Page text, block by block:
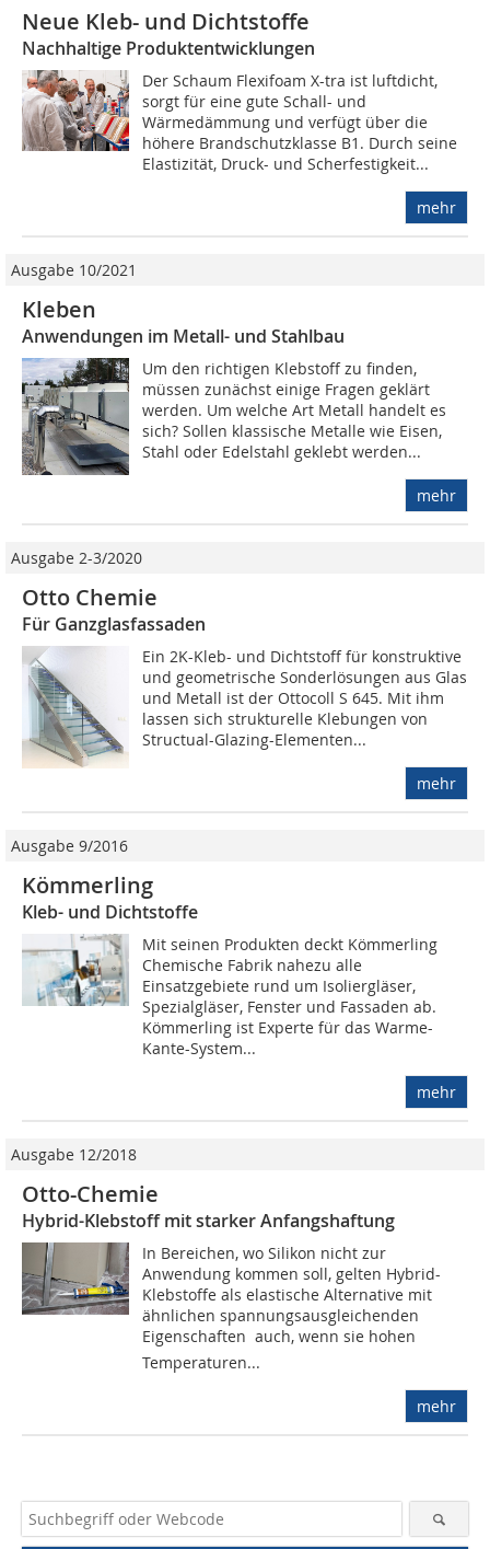
Neue Kleb- und Dichtstoffe
Nachhaltige Produktentwicklungen
Der Schaum Flexifoam X-tra ist luftdicht,
sorgt für eine gute Schall- und
Wärmedämmung und verfügt über die
höhere Brandschutzklasse B1. Durch seine
Elastizität, Druck- und Scherfestigkeit...
mehr
Ausgabe 10/2021
Kleben
Anwendungen im Metall- und Stahlbau
Um den richtigen Klebstoff zu finden,
müssen zunächst einige Fragen geklärt
werden. Um welche Art Metall handelt es
sich? Sollen klassische Metalle wie Eisen,
Stahl oder Edelstahl geklebt werden...
mehr
Ausgabe 2-3/2020
Otto Chemie
Für Ganzglasfassaden
Ein 2K-Kleb- und Dichtstoff für konstruktive
und geometrische Sonderlösungen aus Glas
und Metall ist der Ottocoll S 645. Mit ihm
lassen sich strukturelle Klebungen von
Structual-Glazing-Elementen...
mehr
Ausgabe 9/2016
Kömmerling
Kleb- und Dichtstoffe
Mit seinen Produkten deckt Kömmerling
Chemische Fabrik nahezu alle
Einsatzgebiete rund um Isoliergläser,
Spezialgläser, Fenster und Fassaden ab.
Kömmerling ist Experte für das Warme-
Kante-System...
mehr
Ausgabe 12/2018
Otto-Chemie
Hybrid-Klebstoff mit starker Anfangshaftung
In Bereichen, wo Silikon nicht zur
Anwendung kommen soll, gelten Hybrid-
Klebstoffe als elastische Alternative mit
ähnlichen spannungsausgleichenden
Eigenschaften  auch, wenn sie hohen
Temperaturen...
mehr